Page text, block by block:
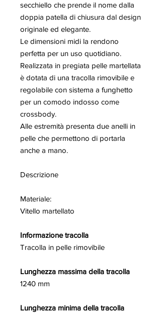
secchiello che prende il nome dalla
doppia patella di chiusura dal design
originale ed elegante.
Le dimensioni midi la rendono
perfetta per un uso quotidiano.
Realizzata in pregiata pelle martellata
è dotata di una tracolla rimovibile e
regolabile con sistema a funghetto
per un comodo indosso come
crossbody.
Alle estremità presenta due anelli in
pelle che permettono di portarla
anche a mano.
Descrizione
Materiale:
Vitello martellato
Informazione tracolla
Tracolla in pelle rimovibile
Lunghezza massima della tracolla
1240 mm
Lunghezza minima della tracolla